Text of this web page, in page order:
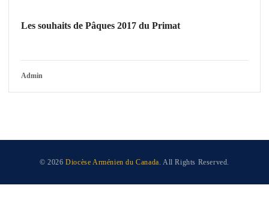
Les souhaits de Pâques 2017 du Primat
Admin
© 2026Diocèse Arménien du Canada. All Rights Reserved.